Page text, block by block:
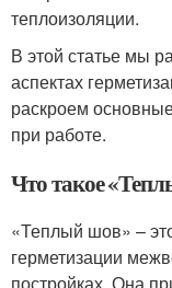
теплоизоляции.
В этой статье мы
аспектах
раскроем
при работе.
Что такое
«Теплый шов» –
герметизации